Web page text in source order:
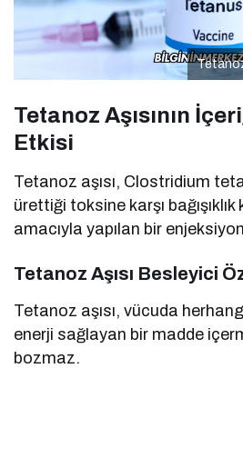
Tetanoz Aşısının
Etkisi
Tetanoz aşısı, Clostridium
ürettiği toksine karşı
amacıyla yapılan bir
Tetanoz Aşısı Besleyici
Tetanoz aşısı, vücuda
enerji sağlayan bir madde
bozmaz.